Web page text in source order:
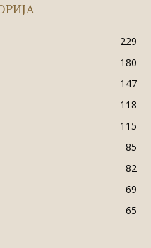
229
180
147
118
115
85
82
69
65